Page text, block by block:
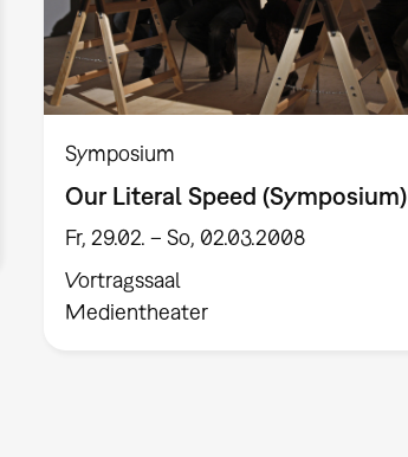
Symposium
Our Literal Speed (Symposium)
Fr, 29.02. – So, 02.03.2008
Vortragssaal
Medientheater